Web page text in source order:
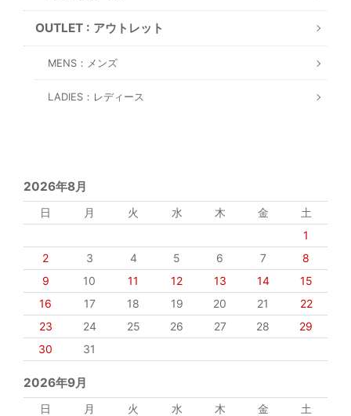
OUTLET : アウトレット
MENS：メンズ
LADIES：レディース
2026年8月
日 月 火 水 木 金
土
1
2
3 4 5 6 7
8
9
10 11 12 13 14
15
16
17 18 19 20 21
22
23
24 25 26 27 28
29
30
31
2026年9月
日 月 火 水 木 金
土